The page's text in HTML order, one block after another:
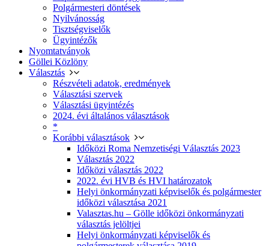
Polgármesteri döntések
Nyilvánosság
Tisztségviselők
Ügyintézők
Nyomtatványok
Göllei Közlöny
Választás
Részvételi adatok, eredmények
Választási szervek
Választási ügyintézés
2024. évi általános választások
*
Korábbi választások
Időközi Roma Nemzetiségi Választás 2023
Választás 2022
Időközi választás 2022
2022. évi HVB és HVI határozatok
Helyi önkormányzati képviselők és polgármester
időközi választása 2021
Valasztas.hu – Gölle időközi önkormányzati
választás jelöltjei
Helyi önkormányzati képviselők és